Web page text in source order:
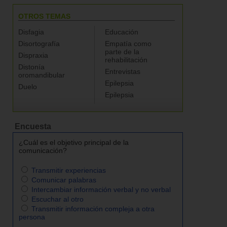
OTROS TEMAS
Disfagia
Disortografía
Dispraxia
Distonía
oromandibular
Duelo
Educación
Empatía como
parte de la
rehabilitación
Entrevistas
Epilepsia
Epilepsia
Encuesta
¿Cuál es el objetivo principal de la
comunicación?
Transmitir experiencias
Comunicar palabras
Intercambiar información verbal y no verbal
Escuchar al otro
Transmitir información compleja a otra
persona